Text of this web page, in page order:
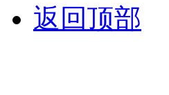
返回顶部